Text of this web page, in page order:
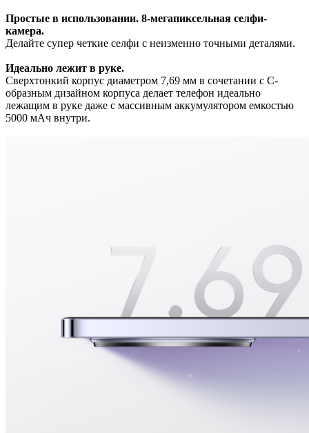
Простые в использовании. 8-мегапиксельная селфи-
камера.
Делайте супер четкие селфи с неизменно точными деталями.
Идеально лежит в руке.
Сверхтонкий корпус диаметром 7,69 мм в сочетании с С-
образным дизайном корпуса делает телефон идеально
лежащим в руке даже с массивным аккумулятором емкостью
5000 мАч внутри.